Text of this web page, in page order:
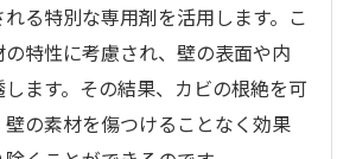
る特別な専用剤を活用します。こ
特性に考慮され、壁の表面や内
ます。その結果、カビの根絶を可
の素材を傷つけることなく効果